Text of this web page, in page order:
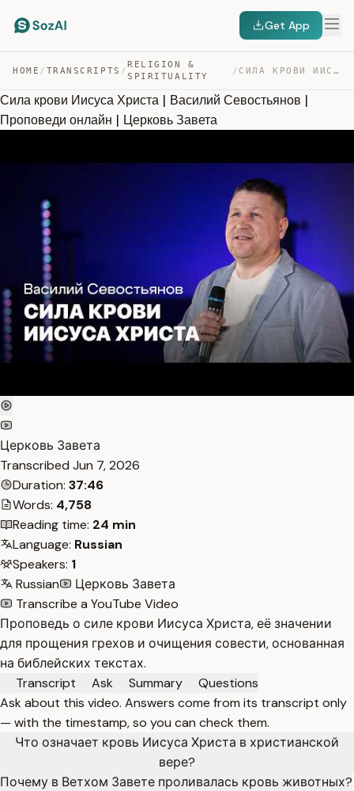
Get App
HOME / TRANSCRIPTS /
RELIGION &
SPIRITUALITY
/ СИЛА КРОВИ ИИСУСА ХРИСТА | ВАСИЛИЙ СЕВОСТЬЯНОВ | ПРОПОВ… — TRANSCRIPT
Сила крови Иисуса Христа | Василий Севостьянов |
Проповеди онлайн | Церковь Завета
Церковь Завета
Transcribed Jun 7, 2026
Duration: 37:46
Words: 4,758
Reading time: 24 min
Language: Russian
Speakers: 1
Russian
Церковь Завета
Transcribe a YouTube Video
Проповедь о силе крови Иисуса Христа, её значении
для прощения грехов и очищения совести, основанная
на библейских текстах.
Transcript
Ask Summary
Questions
Ask about this video. Answers come from its transcript only
— with the timestamp, so you can check them.
Что означает кровь Иисуса Христа в христианской
вере?
Почему в Ветхом Завете проливалась кровь животных?